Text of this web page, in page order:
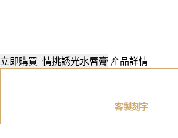
立即購買 情挑誘光水唇膏 產品詳情
客製刻字